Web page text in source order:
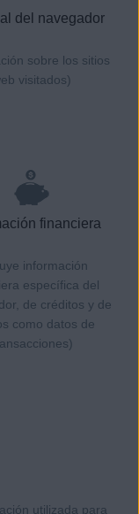
del navegador
sobre los sitios
visitados)
financiera
información
específica del
de créditos y de
como datos de
utilizada para